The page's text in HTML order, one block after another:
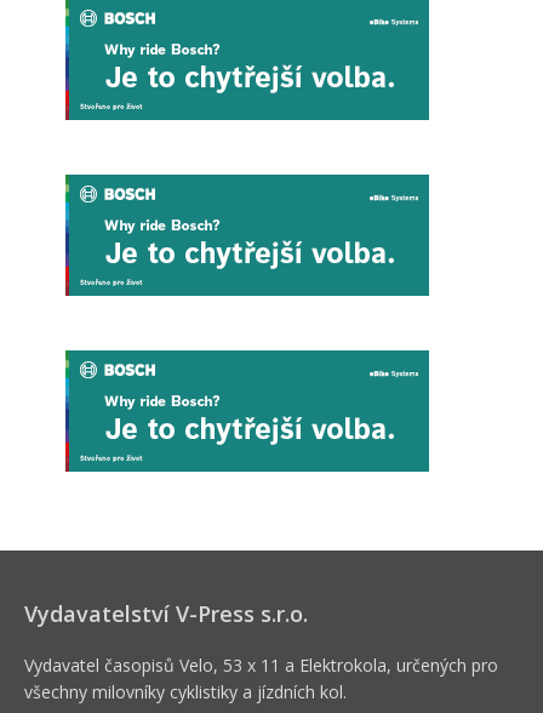
Vydavatelství V-Press s.r.o.
Vydavatel časopisů Velo, 53 x 11 a Elektrokola, určených pro
všechny milovníky cyklistiky a jízdních kol.